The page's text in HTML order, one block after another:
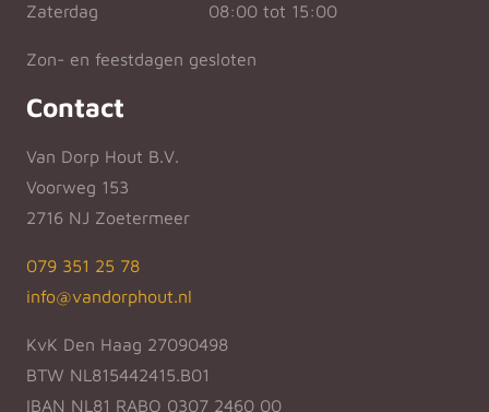
Zaterdag
08:00 tot 15:00
Zon- en feestdagen gesloten
Contact
Van Dorp Hout B.V.
Voorweg 153
2716 NJ Zoetermeer
079 351 25 78
info@vandorphout.nl
KvK Den Haag 27090498
BTW NL815442415.B01
IBAN NL81 RABO 0307 2460 00